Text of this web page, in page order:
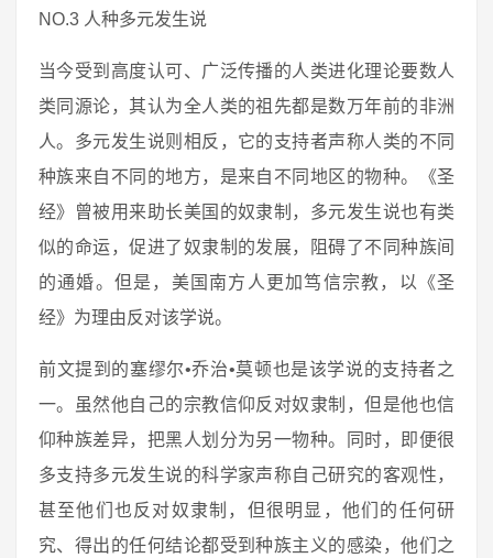
NO.3 人种多元发生说
当今受到高度认可、广泛传播的人类进化理论要数人
类同源论，其认为全人类的祖先都是数万年前的非洲
人。多元发生说则相反，它的支持者声称人类的不同
种族来自不同的地方，是来自不同地区的物种。《圣
经》曾被用来助长美国的奴隶制，多元发生说也有类
似的命运，促进了奴隶制的发展，阻碍了不同种族间
的通婚。但是，美国南方人更加笃信宗教，以《圣
经》为理由反对该学说。
前文提到的塞缪尔•乔治•莫顿也是该学说的支持者之
一。虽然他自己的宗教信仰反对奴隶制，但是他也信
仰种族差异，把黑人划分为另一物种。同时，即便很
多支持多元发生说的科学家声称自己研究的客观性，
甚至他们也反对奴隶制，但很明显，他们的任何研
究、得出的任何结论都受到种族主义的感染，他们之